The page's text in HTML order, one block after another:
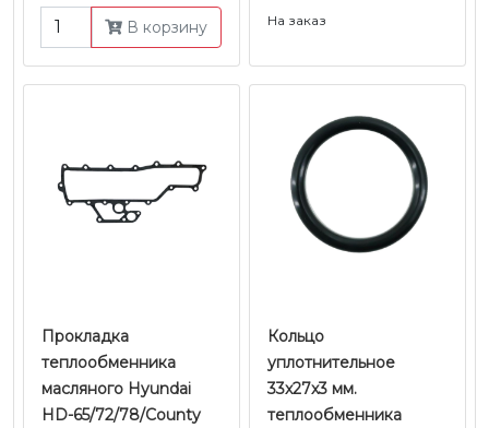
В корзину На заказ
Прокладка
теплообменника
масляного Hyundai
HD-65/72/78/County
Кольцо
уплотнительное
33x27x3 мм.
теплообменника